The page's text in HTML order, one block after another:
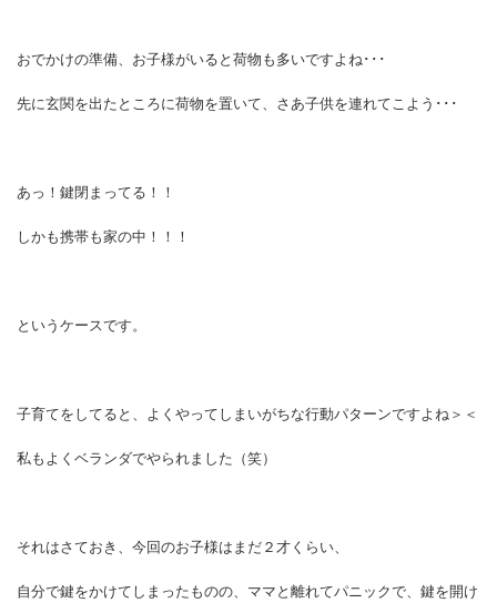
おでかけの準備、お子様がいると荷物も多いですよね･･･
先に玄関を出たところに荷物を置いて、さあ子供を連れてこよう･･･
あっ！鍵閉まってる！！
しかも携帯も家の中！！！
というケースです。
子育てをしてると、よくやってしまいがちな行動パターンですよね＞＜
私もよくベランダでやられました（笑）
それはさておき、今回のお子様はまだ２才くらい、
自分で鍵をかけてしまったものの、ママと離れてパニックで、鍵を開け